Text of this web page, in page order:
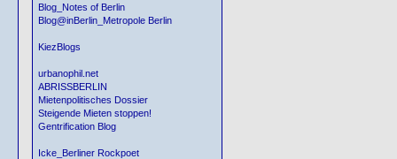
Blog_Notes of Berlin
Blog@inBerlin_Metropole Berlin
KiezBlogs
urbanophil.net
ABRISSBERLIN
Mietenpolitisches Dossier
Steigende Mieten stoppen!
Gentrification Blog
Icke_Berliner Rockpoet